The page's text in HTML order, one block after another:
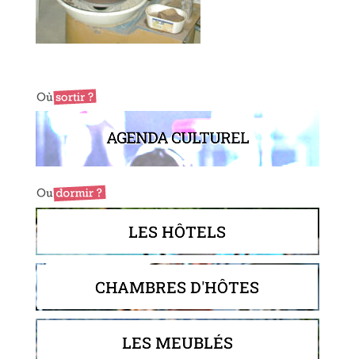
AGENDA CULTUREL
LES HÔTELS
CHAMBRES D'HÔTES
LES MEUBLÉS